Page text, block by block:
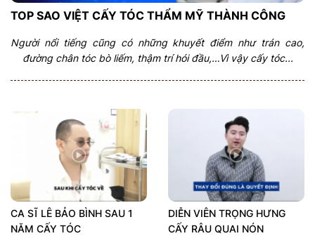
TOP SAO VIỆT CẤY TÓC THẨM MỸ THÀNH CÔNG
Người nổi tiếng cũng có những khuyết điểm như trán cao,
đường chân tóc bò liếm, thậm trí hói đầu,…Vì vậy cấy tóc...
CA SĨ LÊ BẢO BÌNH SAU 1
NĂM CẤY TÓC
DIỄN VIÊN TRỌNG HƯNG
CẤY RÂU QUAI NÓN